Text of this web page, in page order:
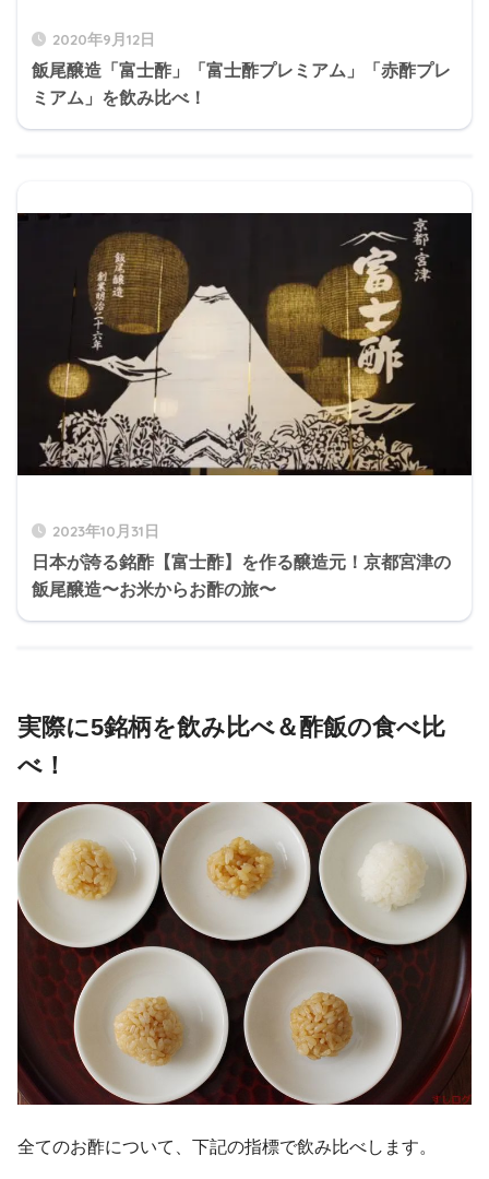
2020年9月12日
飯尾醸造「富士酢」「富士酢プレミアム」「赤酢プレ
ミアム」を飲み比べ！
2023年10月31日
日本が誇る銘酢【富士酢】を作る醸造元！京都宮津の
飯尾醸造〜お米からお酢の旅〜
実際に5銘柄を飲み比べ＆酢飯の食べ比
べ！
全てのお酢について、下記の指標で飲み比べします。